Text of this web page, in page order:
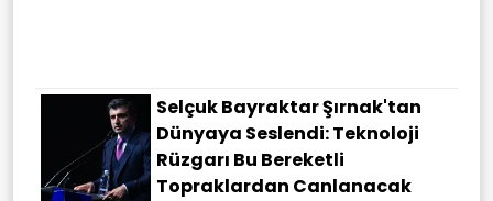
Selçuk Bayraktar Şırnak'tan
Dünyaya Seslendi: Teknoloji
Rüzgarı Bu Bereketli
Topraklardan Canlanacak